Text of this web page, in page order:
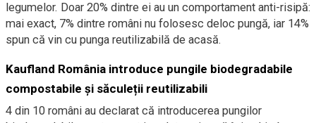
legumelor. Doar 20% dintre ei au un comportament anti-risipă:
mai exact, 7% dintre români nu folosesc deloc pungă, iar 14%
spun că vin cu punga reutilizabilă de acasă.
Kaufland România introduce pungile biodegradabile
compostabile și săculeții reutilizabili
4 din 10 români au declarat că introducerea pungilor